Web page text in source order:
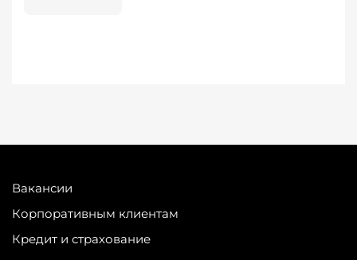
Вакансии
Корпоративным клиентам
Кредит и страхование